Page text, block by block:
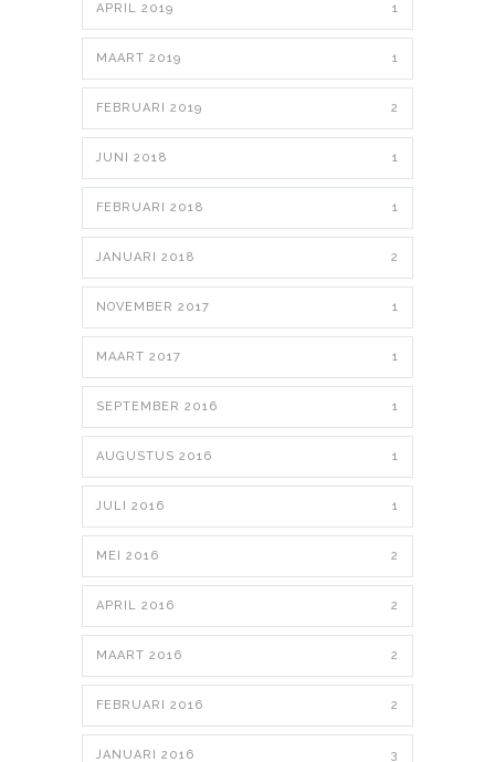
APRIL 2019 1
MAART 2019 1
FEBRUARI 2019 2
JUNI 2018 1
FEBRUARI 2018 1
JANUARI 2018 2
NOVEMBER 2017 1
MAART 2017 1
SEPTEMBER 2016 1
AUGUSTUS 2016 1
JULI 2016 1
MEI 2016 2
APRIL 2016 2
MAART 2016 2
FEBRUARI 2016 2
JANUARI 2016 3